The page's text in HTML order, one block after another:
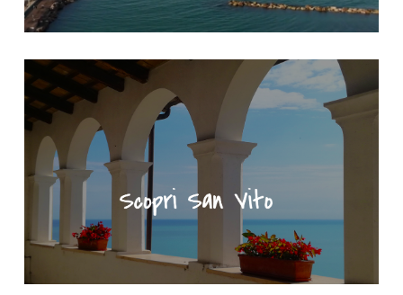
"Scopri San Vito" - Portale turistico del Comune di San Vito